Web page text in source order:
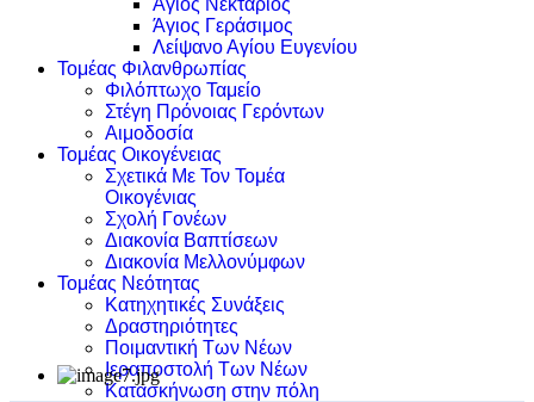
Άγιος Νεκτάριος
Άγιος Γεράσιμος
Λείψανο Αγίου Ευγενίου
Τομέας Φιλανθρωπίας
Φιλόπτωχο Ταμείο
Στέγη Πρόνοιας Γερόντων
Αιμοδοσία
Τομέας Οικογένειας
Σχετικά Με Τον Τομέα
Οικογένιας
Σχολή Γονέων
Διακονία Βαπτίσεων
Διακονία Μελλονύμφων
Τομέας Νεότητας
Κατηχητικές Συνάξεις
Δραστηριότητες
Ποιμαντική Των Νέων
Ιεραποστολή Των Νέων
Κατασκήνωση στην πόλη